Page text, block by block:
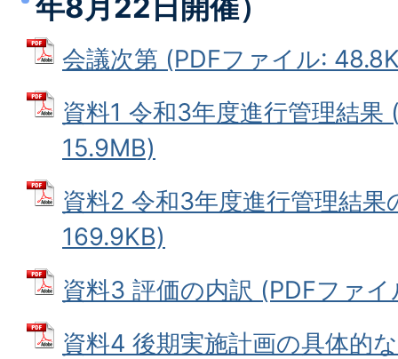
年8月22日開催）
会議次第 (PDFファイル:
資料1 令和3年度進行管理結果
15.9MB)
資料2 令和3年度進行管理結
169.9KB)
資料3 評価の内訳 (PDFファ
資料4 後期実施計画の具体的